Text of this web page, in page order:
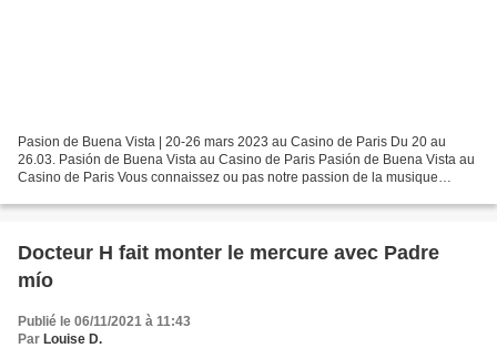
Pasion de Buena Vista | 20-26 mars 2023 au Casino de Paris Du 20 au
26.03. Pasión de Buena Vista au Casino de Paris Pasión de Buena Vista au
Casino de Paris Vous connaissez ou pas notre passion de la musique
Docteur H fait monter le mercure avec Padre
mío
Publié le 06/11/2021 à 11:43
Par Louise D.